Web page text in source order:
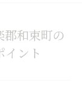
郡和束町の
イント